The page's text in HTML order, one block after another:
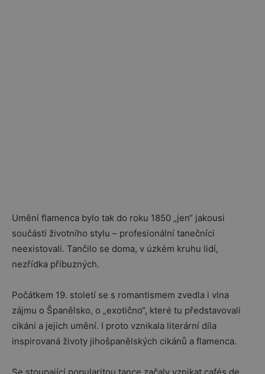
Umění flamenca bylo tak do roku 1850 „jen“ jakousi
součástí životního stylu – profesionální tanečníci
neexistovali. Tančilo se doma, v úzkém kruhu lidí,
nezřídka příbuzných.
Počátkem 19. století se s romantismem zvedla i vlna
zájmu o Španělsko, o „exotično“, které tu představovali
cikáni a jejich umění. I proto vznikala literární díla
inspirovaná životy jihošpanělských cikánů a flamenca.